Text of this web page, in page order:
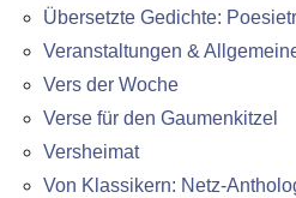
Übersetzte Gedichte:
Veranstaltungen &
Vers der Woche
Verse für den Gaumenkitzel
Versheimat
Von Klassikern: Netz-